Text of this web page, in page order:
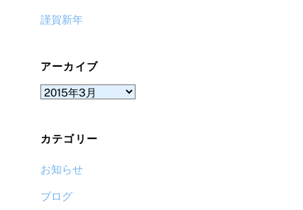
謹賀新年
アーカイブ
ア
イ
ブ
カテゴリー
お知らせ
ブログ